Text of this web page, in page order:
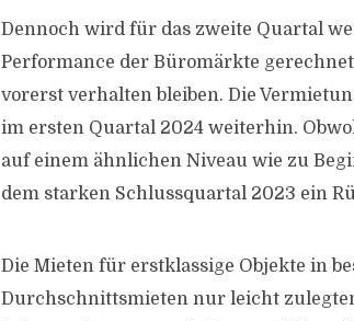
Dennoch wird für das zweite Quartal
Performance der Büromärkte
vorerst verhalten bleiben. Die
im ersten Quartal 2024 weiterhin.
auf einem ähnlichen Niveau wie zu
dem starken Schlussquartal 2023 ein
Die Mieten für erstklassige Objekte in
Durchschnittsmieten nur leicht